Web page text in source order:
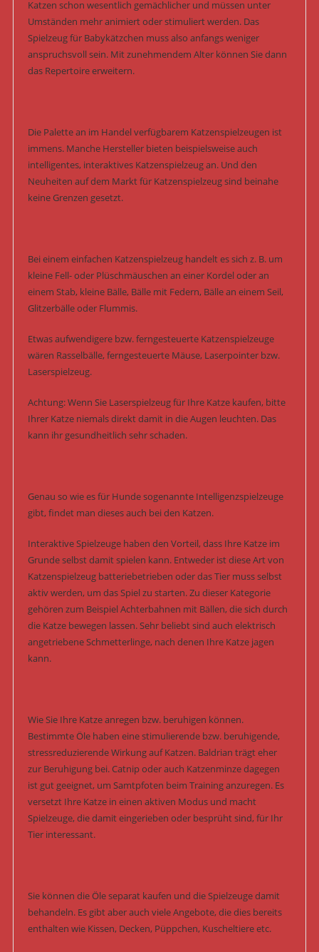
Katzen schon wesentlich gemächlicher und müssen unter
Umständen mehr animiert oder stimuliert werden. Das
Spielzeug für Babykätzchen muss also anfangs weniger
anspruchsvoll sein. Mit zunehmendem Alter können Sie dann
das Repertoire erweitern.
Die Palette an im Handel verfügbarem Katzenspielzeugen ist
immens. Manche Hersteller bieten beispielsweise auch
intelligentes, interaktives Katzenspielzeug an. Und den
Neuheiten auf dem Markt für Katzenspielzeug sind beinahe
keine Grenzen gesetzt.
Bei einem einfachen Katzenspielzeug handelt es sich z. B. um
kleine Fell- oder Plüschmäuschen an einer Kordel oder an
einem Stab, kleine Bälle, Bälle mit Federn, Bälle an einem Seil,
Glitzerbälle oder Flummis.
Etwas aufwendigere bzw. ferngesteuerte Katzenspielzeuge
wären Rasselbälle, ferngesteuerte Mäuse, Laserpointer bzw.
Laserspielzeug.
Achtung: Wenn Sie Laserspielzeug für Ihre Katze kaufen, bitte
Ihrer Katze niemals direkt damit in die Augen leuchten. Das
kann ihr gesundheitlich sehr schaden.
Genau so wie es für Hunde sogenannte Intelligenzspielzeuge
gibt, findet man dieses auch bei den Katzen.
Interaktive Spielzeuge haben den Vorteil, dass Ihre Katze im
Grunde selbst damit spielen kann. Entweder ist diese Art von
Katzenspielzeug batteriebetrieben oder das Tier muss selbst
aktiv werden, um das Spiel zu starten. Zu dieser Kategorie
gehören zum Beispiel Achterbahnen mit Bällen, die sich durch
die Katze bewegen lassen. Sehr beliebt sind auch elektrisch
angetriebene Schmetterlinge, nach denen Ihre Katze jagen
kann.
Wie Sie Ihre Katze anregen bzw. beruhigen können.
Bestimmte Öle haben eine stimulierende bzw. beruhigende,
stressreduzierende Wirkung auf Katzen. Baldrian trägt eher
zur Beruhigung bei. Catnip oder auch Katzenminze dagegen
ist gut geeignet, um Samtpfoten beim Training anzuregen. Es
versetzt Ihre Katze in einen aktiven Modus und macht
Spielzeuge, die damit eingerieben oder besprüht sind, für Ihr
Tier interessant.
Sie können die Öle separat kaufen und die Spielzeuge damit
behandeln. Es gibt aber auch viele Angebote, die dies bereits
enthalten wie Kissen, Decken, Püppchen, Kuscheltiere etc.